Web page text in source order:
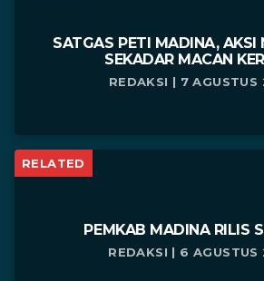
SATGAS PETI MADINA, AKSI
SEKADAR MACAN
REDAKSI | 7
RELATED
PEMKAB MADINA RILIS
REDAKSI | 6